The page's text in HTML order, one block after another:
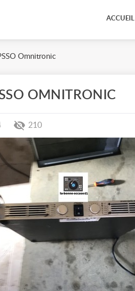
ACCUEIL
Omnitronic
OMNITRONIC
210